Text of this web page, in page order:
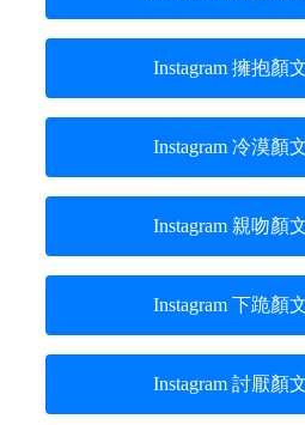
Instagram 擁抱顏
Instagram 冷漠顏
Instagram 親吻顏
Instagram 下跪顏
Instagram 討厭顏